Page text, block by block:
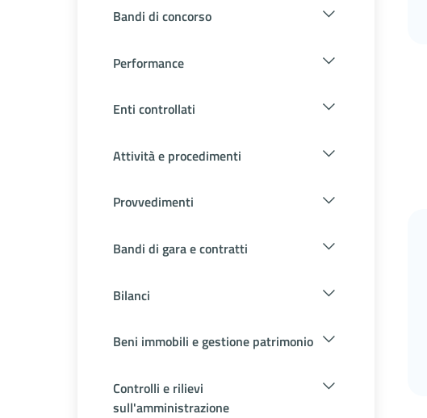
Bandi di concorso
Performance
Enti controllati
Attività e procedimenti
Provvedimenti
Bandi di gara e contratti
Bilanci
Beni immobili e gestione patrimonio
Controlli e rilievi
sull'amministrazione